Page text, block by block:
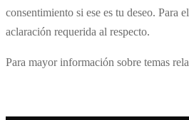
consentimiento si ese es tu deseo. Para
aclaración requerida al respecto.
Para mayor información sobre temas